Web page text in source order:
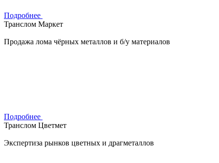
Подробнее
Транслом Маркет
Продажа лома чёрных металлов и б/у материалов
Подробнее
Транслом Цветмет
Экспертиза рынков цветных и драгметаллов